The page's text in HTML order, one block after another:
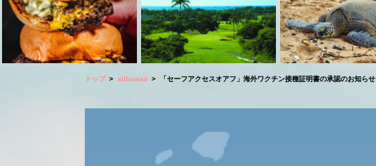
トップ allhawaii 「セーフアクセスオアフ」海外ワクチン接種証明書の承認のお知らせ